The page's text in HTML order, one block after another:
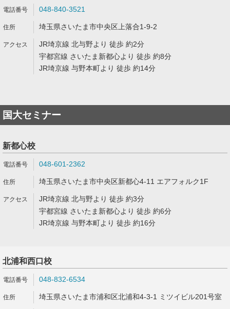
048-840-3521
埼玉県さいたま市中央区上落合1-9-2
JR埼京線 北与野より 徒歩 約2分
宇都宮線 さいたま新都心より 徒歩 約8分
JR埼京線 与野本町より 徒歩 約14分
国大セミナー
新都心校
048-601-2362
埼玉県さいたま市中央区新都心4-11 エアフォルク1F
JR埼京線 北与野より 徒歩 約3分
宇都宮線 さいたま新都心より 徒歩 約6分
JR埼京線 与野本町より 徒歩 約16分
北浦和西口校
048-832-6534
埼玉県さいたま市浦和区北浦和4-3-1 ミツイビル201号室